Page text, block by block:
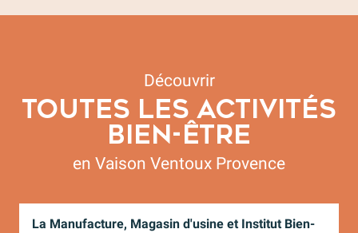
Découvrir
TOUTES LES ACTIVITÉS
BIEN-ÊTRE
en Vaison Ventoux Provence
La Manufacture, Magasin d'usine et Institut Bien-